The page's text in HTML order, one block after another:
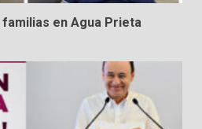
en Agua Prieta